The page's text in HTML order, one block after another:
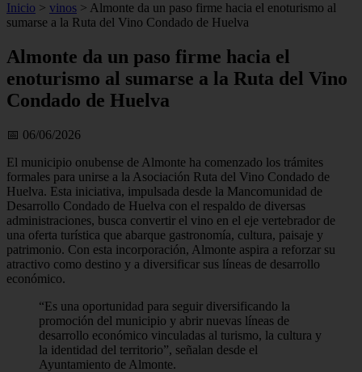
Inicio > vinos > Almonte da un paso firme hacia el enoturismo al
sumarse a la Ruta del Vino Condado de Huelva
Almonte da un paso firme hacia el
enoturismo al sumarse a la Ruta del Vino
Condado de Huelva
📅 06/06/2026
El municipio onubense de Almonte ha comenzado los trámites
formales para unirse a la Asociación Ruta del Vino Condado de
Huelva. Esta iniciativa, impulsada desde la Mancomunidad de
Desarrollo Condado de Huelva con el respaldo de diversas
administraciones, busca convertir el vino en el eje vertebrador de
una oferta turística que abarque gastronomía, cultura, paisaje y
patrimonio. Con esta incorporación, Almonte aspira a reforzar su
atractivo como destino y a diversificar sus líneas de desarrollo
económico.
“Es una oportunidad para seguir diversificando la
promoción del municipio y abrir nuevas líneas de
desarrollo económico vinculadas al turismo, la cultura y
la identidad del territorio”, señalan desde el
Ayuntamiento de Almonte.